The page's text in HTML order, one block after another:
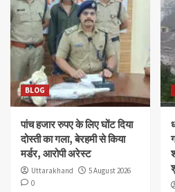
BLOG
पांच हजार रुपए के लिए घोंट दिया
दोस्ती का गला, बेरहमी से किया
मर्डर, आरोपी अरेस्ट
Uttarakhand
5 August 2026
0